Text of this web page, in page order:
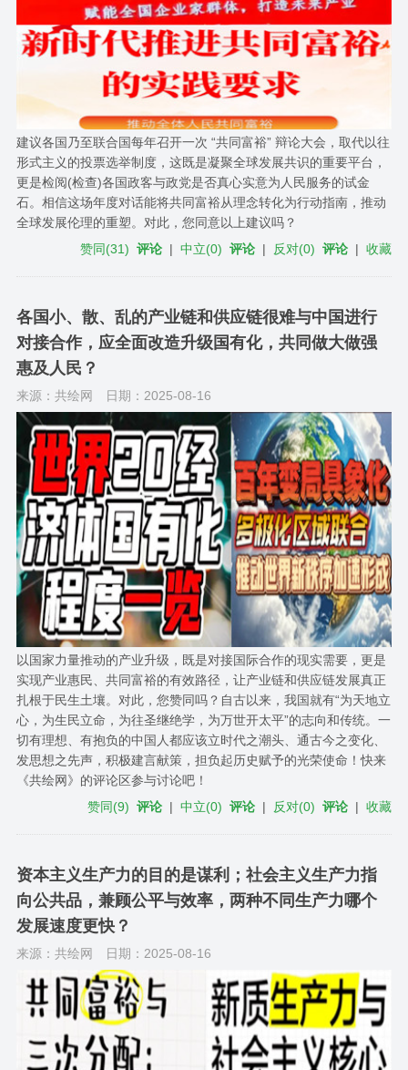
建议各国乃至联合国每年召开一次 “共同富裕” 辩论大会，取代以往
形式主义的投票选举制度，这既是凝聚全球发展共识的重要平台，
更是检阅(检查)各国政客与政党是否真心实意为人民服务的试金
石。相信这场年度对话能将共同富裕从理念转化为行动指南，推动
全球发展伦理的重塑。对此，您同意以上建议吗？
赞同(31) 评论 |中立(0) 评论 | 反对(0) 评论 |收藏
各国小、散、乱的产业链和供应链很难与中国进行
对接合作，应全面改造升级国有化，共同做大做强
惠及人民？
来源：共绘网 日期：2025-08-16
以国家力量推动的产业升级，既是对接国际合作的现实需要，更是
实现产业惠民、共同富裕的有效路径，让产业链和供应链发展真正
扎根于民生土壤。对此，您赞同吗？自古以来，我国就有“为天地立
心，为生民立命，为往圣继绝学，为万世开太平”的志向和传统。一
切有理想、有抱负的中国人都应该立时代之潮头、通古今之变化、
发思想之先声，积极建言献策，担负起历史赋予的光荣使命！快来
《共绘网》的评论区参与讨论吧！
赞同(9) 评论 |中立(0) 评论 | 反对(0) 评论 |收藏
资本主义生产力的目的是谋利；社会主义生产力指
向公共品，兼顾公平与效率，两种不同生产力哪个
发展速度更快？
来源：共绘网 日期：2025-08-16